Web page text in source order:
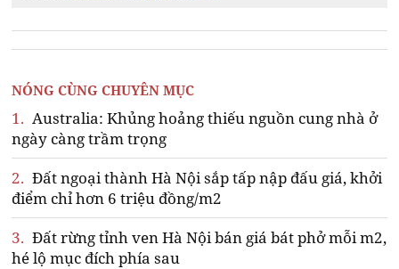
NÓNG CÙNG CHUYÊN MỤC
1. Australia: Khủng hoảng thiếu nguồn cung nhà ở
ngày càng trầm trọng
2. Đất ngoại thành Hà Nội sắp tấp nập đấu giá, khởi
điểm chỉ hơn 6 triệu đồng/m2
3. Đất rừng tỉnh ven Hà Nội bán giá bát phở mỗi m2,
hé lộ mục đích phía sau